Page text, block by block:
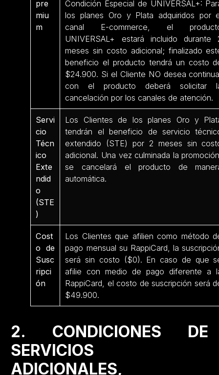
pre
miu
m
Condición Especial de UNIVERSAL+:
los planes Oro y Plata adquiridos por
canal E-commerce, el
UNIVERSAL+ estará incluido durante
meses sin costo adicional; finalizado
beneficio el producto tendrá un costo
$24.900. Si el Cliente NO desea
con el producto deberá solicitar
cancelación por los canales de atención.
Servi
cio
Técn
ico
Exte
ndid
o
(STE
)
Los Clientes de los planes Oro y
tendrán el beneficio de servicio
extendido (STE) por 2 meses sin
adicional. Una vez culminada la
se cancelará el producto de
automática.
Cost
o de
Susc
ripci
ón
Los Clientes que afilien como método
pago mensual su RappiCard, la
será sin costo ($0). En caso de que
afilie con medio de pago diferente a
RappiCard, el costo de suscripción será
$49.900.
2. CONDICIONES DE
SERVICIOS
ADICIONALES,